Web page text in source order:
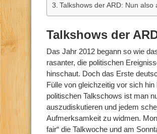
Talkshows der ARD: Nun
Talkshows der
Das Jahr 2012 begann so wie
rasanter, die politischen
hinschaut. Doch das Erste
Fülle von gleichzeitig vor sich
politischen Talkschows ist man
auszudiskutieren und jedem
Aufmerksamkeit zu widmen.
fair“ die Talkwoche und am